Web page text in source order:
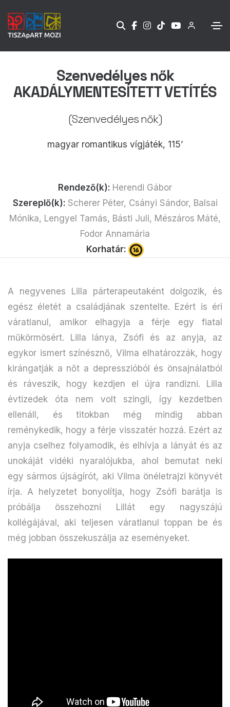
Szenvedélyes nők
AKADÁLYMENTESÍTETT VETÍTÉS
(Szenvedélyes nők)
magyar romantikus vígjáték, 115’
Rendező(k): Herendi Gábor
Szereplő(k): Scherer Péter, Csányi Sándor, Balsai
Mónika, Lengyel Tamás, Básti Juli, Mészáros Máté,
Fodor Annamária
Korhatár:
A negyvenes Lilla párterapeutaként dolgozik, és
egész életét a családjának szentelte. Ezért is éri
váratlanul, amikor elhagyja a férje egy fiatal
műkörmösért. Lilla lánya, Zsófi és az anyja, az
egykor ismert színésznő, Vilma elhatározzák, hogy
kirángatják a nőt a depresszióból és önsajnálatból
és ráveszik, hogy kezdjen el újra randizni. Lilla
évtizedek óta nem volt szingli, így kezdetben
ellenáll, és titokban még mindig abban
reménykedik, hogy a férje visszatér hozzá. Ezért az
anyja cselhez folyamodik, és elhívja a lányát és az
unokáját vidéki nyaralójukba, ahol bemutat neki
egy sármos újságírót, aki Vilma önéletrajzi könyvét
írja. A helyzetet bonyolítja, hogy Zsófi barátja is
próbálja összehozni Lillát egy nagyszájú
kollégájával, aki teljesen váratlanul toppan be és
még jobban összekuszálja az eseményeket.